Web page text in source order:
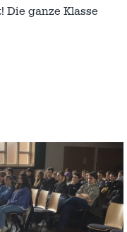
Die ganze Klasse